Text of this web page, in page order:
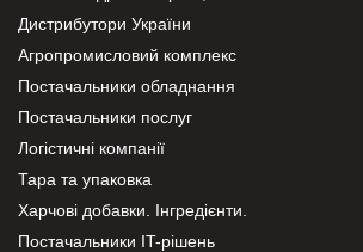
Дистрибутори України
Агропромисловий комплекс
Постачальники обладнання
Постачальники послуг
Логістичні компанії
Тара та упаковка
Харчові добавки. Інгредієнти.
Постачальники IT-рішень